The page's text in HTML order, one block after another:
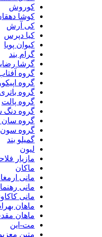
کوروش
کوشا دهقان
کی آرش
کیا دپرس
کیوان پویا
گرام بند
گرشا رضایی
گروه آفتاب
گروه اپیکور و صادق
گروه باتری و کلونل
گروه پالت
گروه دنگ شو
گروه سان دارک باند
گروه سون
گمیلو بند
مازیار فلاحی
مانی ارمغان
مانی رهنما
مانی کاکاوند
ماهان بهرام خان
ماهان مقدس زاده
مت-این
متین معزپور